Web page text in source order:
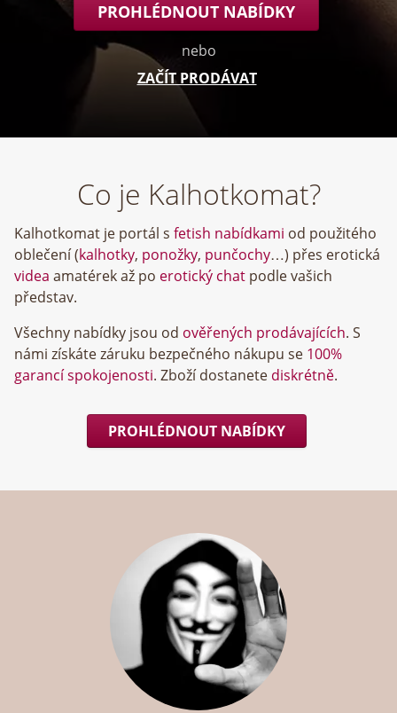
PROHLÉDNOUT NABÍDKY
nebo
ZAČÍT PRODÁVAT
Co je Kalhotkomat?
Kalhotkomat je portál s fetish nabídkami od použitého
oblečení (kalhotky, ponožky, punčochy…) přes erotická
videa amatérek až po erotický chat podle vašich
představ.
Všechny nabídky jsou od ověřených prodávajících. S
námi získáte záruku bezpečného nákupu se 100%
garancí spokojenosti. Zboží dostanete diskrétně.
PROHLÉDNOUT NABÍDKY